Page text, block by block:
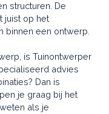
structuren. De
juist op het
binnen een ontwerp.
is Tuinontwerper
advies
Dan is
je graag bij het
als je